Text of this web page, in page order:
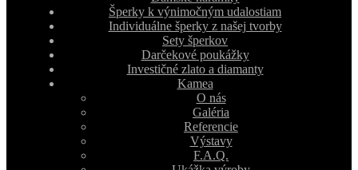
Šperky k výnimočným udalostiam
Individuálne šperky z našej tvorby
Sety šperkov
Darčekové poukážky
Investičné zlato a diamanty
Kamea
O nás
Galéria
Referencie
Výstavy
F.A.Q.